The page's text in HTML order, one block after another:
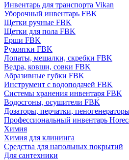
Инвентарь для транспорта Vikan
Уборочный инвентарь FBK
Щетки ручные FBK
Щетки для пола FBK
Ерши FBK
Рукоятки FBK
Лопаты, мешалки, скребки FBK
Ведра, ковши, совки FBK
Абразивные губки FBK
Инструмент с водоподачей FBK
Системы хранения инвентаря FBK
Водосгоны, осушители FBK
Дозаторы, перчатки,
Профессиональный инвентарь
Химия
Химия для клининга
Средства для напольных покрытий
Для сантехники